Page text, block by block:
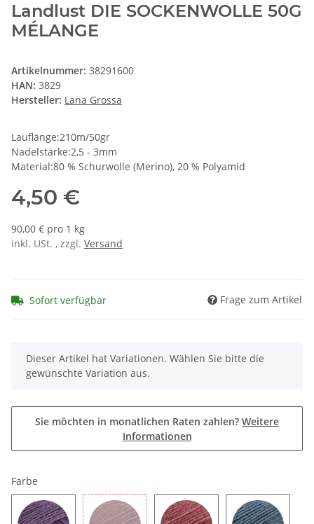
Landlust DIE SOCKENWOLLE 50G
MÉLANGE
Artikelnummer: 38291600
HAN: 3829
Hersteller: Lana Grossa
Lauflänge:210m/50gr
Nadelstärke:2,5 - 3mm
Material:80 % Schurwolle (Merino), 20 % Polyamid
4,50 €
90,00 € pro 1 kg
inkl. USt. , zzgl. Versand
Sofort verfügbar Frage zum Artikel
x
Dieser Artikel hat Variationen. Wählen Sie bitte die
gewünschte Variation aus.
Sie möchten in monatlichen Raten zahlen? Weitere
Informationen
Farbe